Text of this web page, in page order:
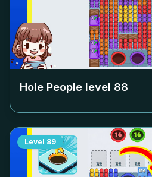
Hole People level 88
Level 89